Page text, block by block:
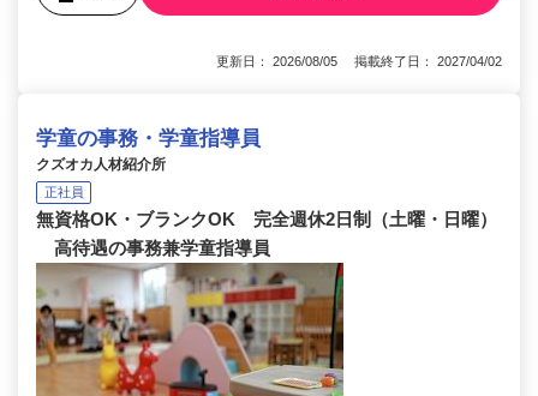
更新日： 2026/08/05 掲載終了日： 2027/04/02
学童の事務・学童指導員
クズオカ人材紹介所
正社員
無資格OK・ブランクOK 完全週休2日制（土曜・日曜）
高待遇の事務兼学童指導員